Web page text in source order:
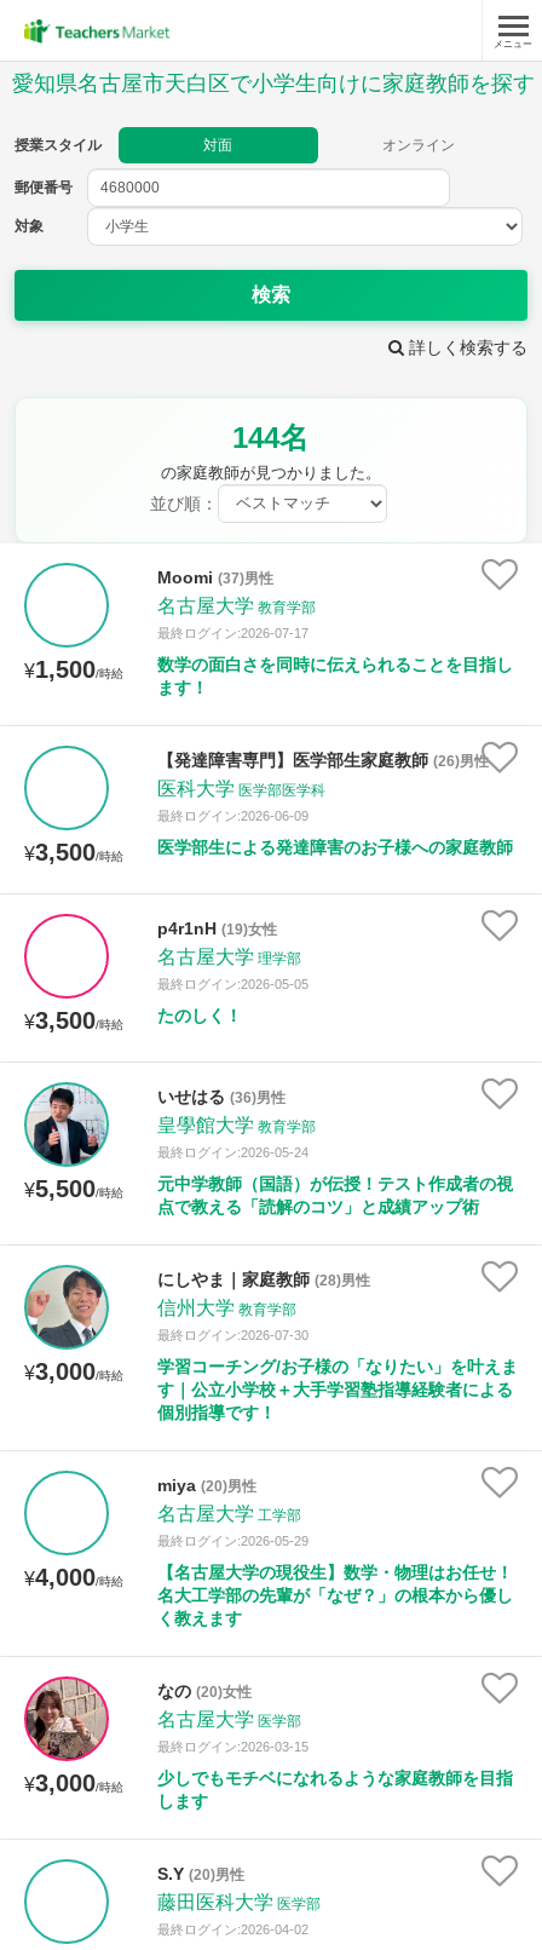
メニュー
愛知県名古屋市天白区で小学生向けに家庭教師を探す
授業スタイル 対面 オンライン
郵便番号
対象
検索
詳しく検索する
144名
の家庭教師が見つかりました。
並び順：
¥1,500/時給
Moomi (37)男性
名古屋大学 教育学部
最終ログイン:2026-07-17
数学の面白さを同時に伝えられることを目指し
ます！
¥3,500/時給
【発達障害専門】医学部生家庭教師 (26)男性
医科大学 医学部医学科
最終ログイン:2026-06-09
医学部生による発達障害のお子様への家庭教師
¥3,500/時給
p4r1nH (19)女性
名古屋大学 理学部
最終ログイン:2026-05-05
たのしく！
¥5,500/時給
いせはる (36)男性
皇學館大学 教育学部
最終ログイン:2026-05-24
元中学教師（国語）が伝授！テスト作成者の視
点で教える「読解のコツ」と成績アップ術
¥3,000/時給
にしやま｜家庭教師 (28)男性
信州大学 教育学部
最終ログイン:2026-07-30
学習コーチング/お子様の「なりたい」を叶えま
す｜公立小学校＋大手学習塾指導経験者による
個別指導です！
¥4,000/時給
miya (20)男性
名古屋大学 工学部
最終ログイン:2026-05-29
【名古屋大学の現役生】数学・物理はお任せ！
名大工学部の先輩が「なぜ？」の根本から優し
く教えます
¥3,000/時給
なの (20)女性
名古屋大学 医学部
最終ログイン:2026-03-15
少しでもモチベになれるような家庭教師を目指
します
S.Y (20)男性
藤田医科大学 医学部
最終ログイン:2026-04-02
郵便番号
教科
理科
保健・体育 図画工作 書写
時給：¥1,000 ～ ¥10,000
授業可能日
月曜日 火曜日 水曜日 木曜日 金曜日
土曜日 日曜日
距離：15km以内
性別